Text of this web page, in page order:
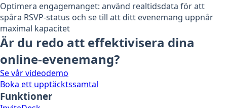
Optimera engagemanget: använd realtidsdata för att
spåra RSVP-status och se till att ditt evenemang uppnår
maximal kapacitet
Är du redo att effektivisera dina
online-evenemang?
Se vår videodemo
Boka ett upptäcktssamtal
Funktioner